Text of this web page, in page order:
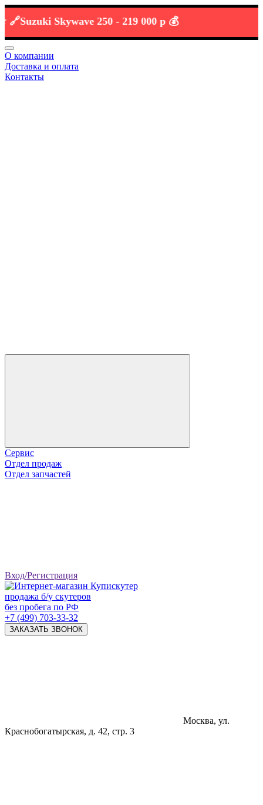
Skywave 250 -219 000 р 💰
О компании
Доставка и оплата
Контакты
Сервис
Отдел продаж
Отдел запчастей
Вход/Регистрация
продажа б/у скутеров
без пробега по РФ
+7 (499) 703-33-32
ЗАКАЗАТЬ ЗВОНОК
Москва, ул.
Краснобогатырская, д. 42, стр. 3